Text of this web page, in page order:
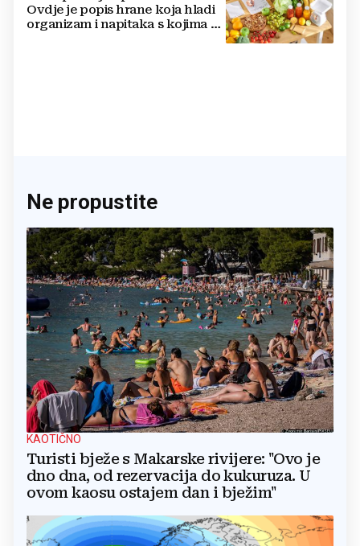
Ovdje je popis hrane koja hladi
organizam i napitaka s kojima si
Ne propustite
KAOTIČNO
Turisti bježe s Makarske rivijere: "Ovo je
dno dna, od rezervacija do kukuruza. U
ovom kaosu ostajem dan i bježim"